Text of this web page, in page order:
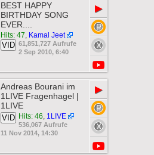
BEST HAPPY
BIRTHDAY SONG
EVER....
Hits: 47, Kamal Jeet
VID 61,851,727 Aufrufe
2 Sep 2010, 6:40
▶
Andreas Bourani im
1LIVE Fragenhagel |
1LIVE
Hits: 46, 1LIVE
VID
536,067 Aufrufe
11 Nov 2014, 14:30
▶